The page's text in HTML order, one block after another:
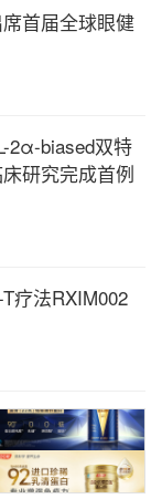
财政支出做出
康管理知识，
健康将汇总公
后进一步分析
，并尽早预防
和控制率。
行”启动仪式是
动”，践行“全
病预防控制的
首届全球眼健
2α-biased双特
研究完成首例
疗法RXIM002